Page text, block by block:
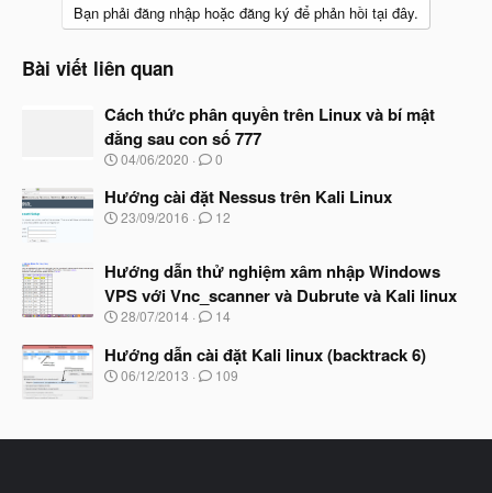
Bạn phải đăng nhập hoặc đăng ký để phản hồi tại đây.
Bài viết liên quan
Cách thức phân quyền trên Linux và bí mật
đằng sau con số 777
N
à
y
b
đ
ầ
u
04/06/2020 0
Hướng cài đặt Nessus trên Kali Linux
N
y
b
ắ
t
ầ
u
23/09/2016 12
Hướng dẫn thử nghiệm xâm nhập Windows
VPS với Vnc_scanner và Dubrute và Kali linux
N
à
y
b
đ
28/07/2014 14
Hướng dẫn cài đặt Kali linux (backtrack 6)
N
b
06/12/2013 109